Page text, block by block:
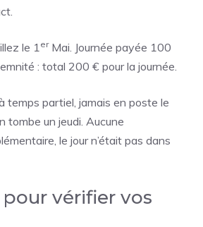
le 1erMai. Journée payée 100
: total 200 € pour la journée.
temps partiel, jamais en poste le
tombe un jeudi. Aucune
le jour n’était pas dans
vérifier vos